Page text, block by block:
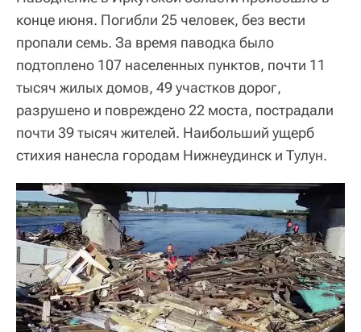
конце июня. Погибли 25 человек, без вести
пропали семь. За время паводка было
подтоплено 107 населенных пунктов, почти 11
тысяч жилых домов, 49 участков дорог,
разрушено и повреждено 22 моста, пострадали
почти 39 тысяч жителей. Наибольший ущерб
стихия нанесла городам Нижнеудинск и Тулун.